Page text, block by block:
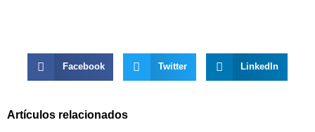
Facebook Twitter LinkedIn
Artículos relacionados